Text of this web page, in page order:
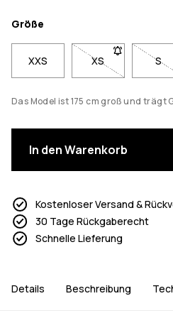
Größe
XXS XS- Größe XS S-
Das Model ist 175 cm groß und trägt
In den Warenkorb
Kostenloser Versand &
30 Tage Rückgaberecht
Schnelle Lieferung
Details Beschreibung